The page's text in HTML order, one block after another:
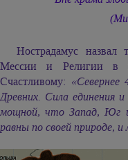
Нострадамус назвал
Мессии и Религии в
Счастливому:
Древних. Сила единения
мощной, что Запад, Юг
равны по своей природе, и